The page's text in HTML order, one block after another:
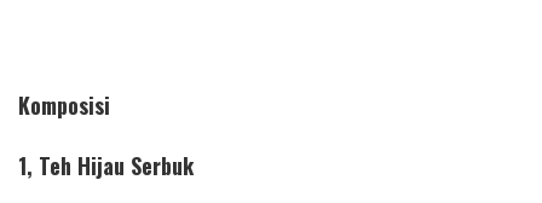
Komposisi
1, Teh Hijau Serbuk